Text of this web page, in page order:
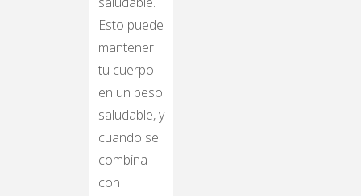
Esto puede
mantener
tu cuerpo
en un peso
saludable, y
cuando se
combina
con